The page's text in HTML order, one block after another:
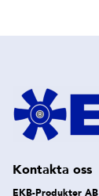
Kontakta oss
EKB-Produkter AB